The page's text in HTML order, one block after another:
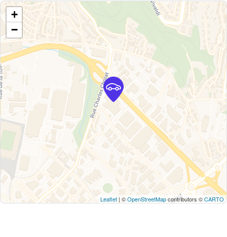
+
−
Leaflet | ©OpenStreetMapcontributors ©CARTO